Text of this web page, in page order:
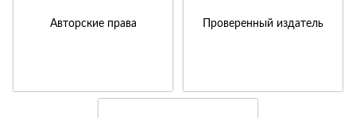
Авторские права Проверенный издатель